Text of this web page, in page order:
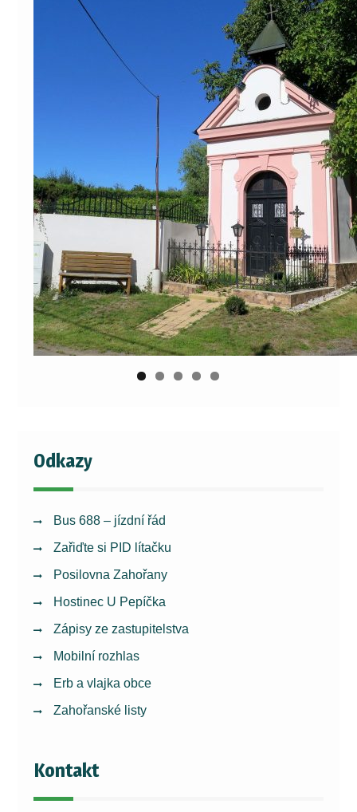
Odkazy
Bus 688 – jízdní řád
Zařiďte si PID lítačku
Posilovna Zahořany
Hostinec U Pepíčka
Zápisy ze zastupitelstva
Mobilní rozhlas
Erb a vlajka obce
Zahořanské listy
Kontakt